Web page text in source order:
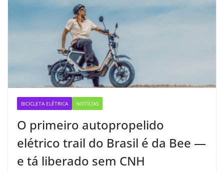
BICICLETA ELÉTRICA NOTÍCIAS
O primeiro autopropelido
elétrico trail do Brasil é da Bee —
e tá liberado sem CNH